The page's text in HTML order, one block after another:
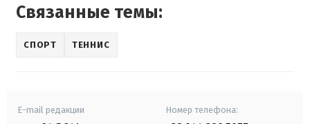
Связанные темы:
СПОРТ ТЕННИС
E-mail редакции Номер телефона: